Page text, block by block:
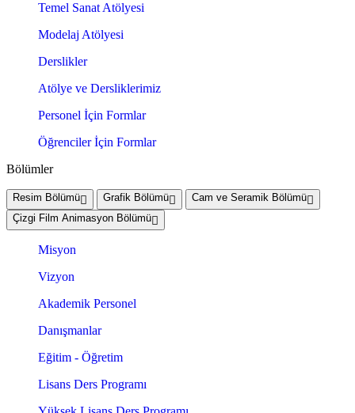
Temel Sanat Atölyesi
Modelaj Atölyesi
Derslikler
Atölye ve Dersliklerimiz
Personel İçin Formlar
Öğrenciler İçin Formlar
Bölümler
Resim Bölümü Grafik Bölümü
Cam ve Seramik Bölümü
Çizgi Film Animasyon Bölümü
Misyon
Vizyon
Akademik Personel
Danışmanlar
Eğitim - Öğretim
Lisans Ders Programı